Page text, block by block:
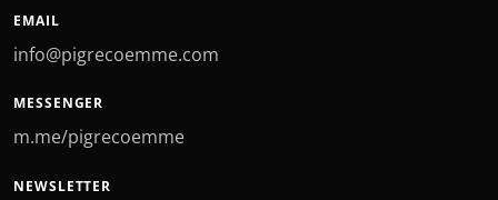
EMAIL
info@pigrecoemme.com
MESSENGER
m.me/pigrecoemme
NEWSLETTER